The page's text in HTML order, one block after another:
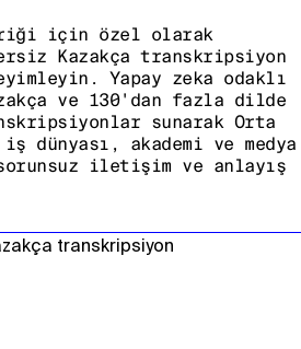
için özel olarak
Kazakça transkripsiyon
Yapay zeka odaklı
ve 130'dan fazla dilde
sunarak Orta
dünyası, akademi ve medya
iletişim ve anlayış